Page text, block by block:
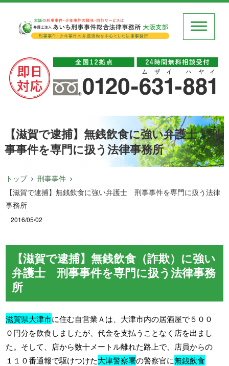
【滋賀で逮捕】無銭飲食に強い弁護士 刑
事事件を専門に扱う法律事務所
トップ
刑事事件
【滋賀で逮捕】無銭飲食に強い弁護士 刑事事件を専門に扱う法律
事務所
2016/05/02
【滋賀で逮捕】無銭飲食（詐欺）に強い
弁護士 刑事事件を専門に扱う法律事務
所
滋賀県大津市に住む自営業Ａは、大津市内の居酒屋で５００
０円分を飲食しましたが、代金を支払うことなく店を出まし
た。そして、店から数十メートル離れた路上で、店員からの
１１０番通報で駆けつけた大津警察署の警察官に無銭飲食